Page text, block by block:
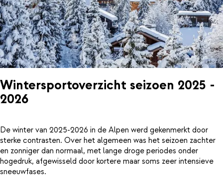
Wintersportoverzicht seizoen 2025 -
2026
De winter van 2025-2026 in de Alpen werd gekenmerkt door
sterke contrasten. Over het algemeen was het seizoen zachter
en zonniger dan normaal, met lange droge periodes onder
hogedruk, afgewisseld door kortere maar soms zeer intensieve
sneeuwfases.